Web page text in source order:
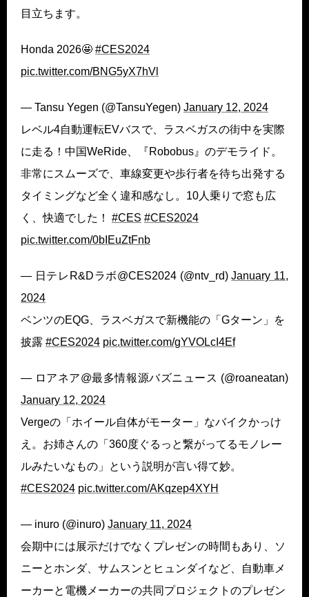
目立ちます。
Honda 2026🤩 #CES2024
pic.twitter.com/BNG5yX7hVl
— Tansu Yegen (@TansuYegen) January 12, 2024
レベル4自動運転EVバスで、ラスベガスの街中を実際
に走る！中国WeRide、『Robobus』のデモライド。
非常にスムーズで、車線変更や歩行者を待ち出発する
タイミングなど全く違和感なし。10人乗りで窓も広
く、快適でした！ #CES #CES2024
pic.twitter.com/0bIEuZtFnb
— 日テレR&Dラボ@CES2024 (@ntv_rd)January 11,
2024
ベンツのEQG、ラスベガスで新機能の「Gターン」を
披露 #CES2024 pic.twitter.com/gYVOLcI4Ef
— ロアネア@最多情報源バズニュース (@roaneatan)
January 12, 2024
Vergeの「ホイール自体がモーター」なバイクかっけ
え。お姉さんの「360度ぐるっと繋がってるモノレー
ルみたいなもの」という説明が言い得て妙。
#CES2024 pic.twitter.com/AKqzep4XYH
— inuro (@inuro) January 11, 2024
会期中には展示だけでなくプレゼンの時間もあり、ソ
ニーとホンダ、サムスンとヒュンダイなど、自動車メ
ーカーと電機メーカーの共同プロジェクトのプレゼン